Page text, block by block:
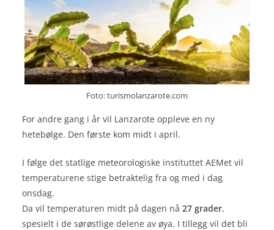
Foto: turismolanzarote.com
For andre gang i år vil Lanzarote oppleve en ny
hetebølge. Den første kom midt i april.
I følge det statlige meteorologiske instituttet AEMet vil
temperaturene stige betraktelig fra og med i dag
onsdag.
Da vil temperaturen midt på dagen nå 27 grader,
spesielt i de sørøstlige delene av øya. I tillegg vil det bli